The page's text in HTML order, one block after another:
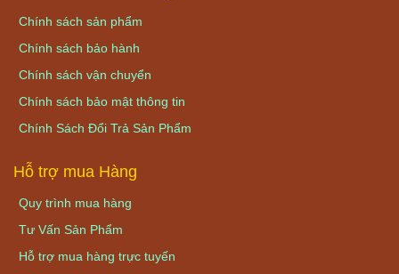
Chính sách sản phẩm
Chính sách bảo hành
Chính sách vận chuyển
Chính sách bảo mật thông tin
Chính Sách Đổi Trả Sản Phẩm
Hỗ trợ mua Hàng
Quy trình mua hàng
Tư Vấn Sản Phẩm
Hỗ trợ mua hàng trực tuyến